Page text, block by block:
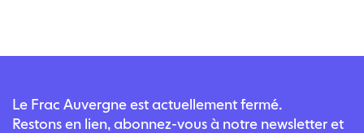
Le Frac Auvergne est actuellement fermé.
Restons en lien, abonnez-vous à notre newsletter et